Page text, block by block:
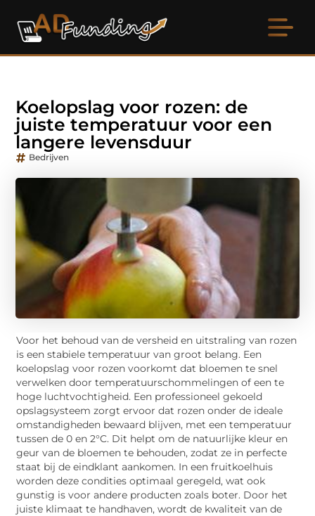
Koelopslag voor rozen: de
juiste temperatuur voor een
langere levensduur
Bedrijven
Voor het behoud van de versheid en uitstraling van rozen
is een stabiele temperatuur van groot belang. Een
koelopslag voor rozen voorkomt dat bloemen te snel
verwelken door temperatuurschommelingen of een te
hoge luchtvochtigheid. Een professioneel gekoeld
opslagsysteem zorgt ervoor dat rozen onder de ideale
omstandigheden bewaard blijven, met een temperatuur
tussen de 0 en 2°C. Dit helpt om de natuurlijke kleur en
geur van de bloemen te behouden, zodat ze in perfecte
staat bij de eindklant aankomen. In een fruitkoelhuis
worden deze condities optimaal geregeld, wat ook
gunstig is voor andere producten zoals boter. Door het
juiste klimaat te handhaven, wordt de kwaliteit van de